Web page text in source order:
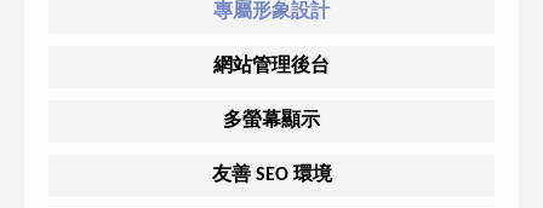
專屬形象設計
網站管理後台
多螢幕顯示
友善 SEO 環境